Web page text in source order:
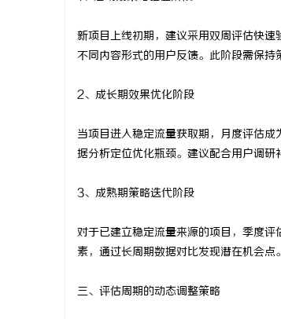
新项目上线初期，建议采用双周评估快
不同内容形式的用户反馈。此阶段需保持
2、成长期效果优化阶段
当项目进入稳定流量获取期，月度评估
据分析定位优化瓶颈。建议配合用户调研
3、成熟期策略迭代阶段
对于已建立稳定流量来源的项目，季度
素，通过长周期数据对比发现潜在机会点
三、评估周期的动态调整策略